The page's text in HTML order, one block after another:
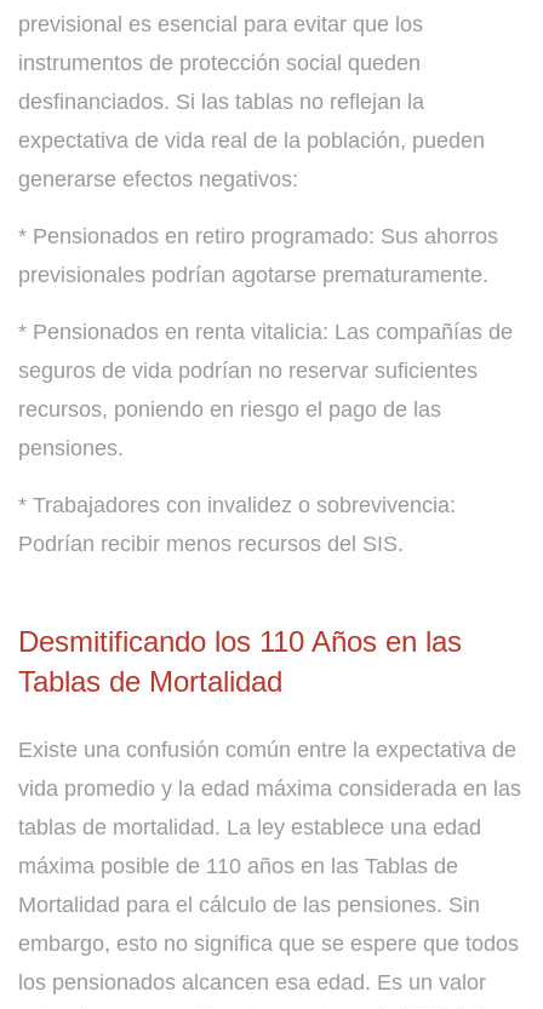
previsional es esencial para evitar que los
instrumentos de protección social queden
desfinanciados. Si las tablas no reflejan la
expectativa de vida real de la población, pueden
generarse efectos negativos:
* Pensionados en retiro programado: Sus ahorros
previsionales podrían agotarse prematuramente.
* Pensionados en renta vitalicia: Las compañías de
seguros de vida podrían no reservar suficientes
recursos, poniendo en riesgo el pago de las
pensiones.
* Trabajadores con invalidez o sobrevivencia:
Podrían recibir menos recursos del SIS.
Desmitificando los 110 Años en las
Tablas de Mortalidad
Existe una confusión común entre la expectativa de
vida promedio y la edad máxima considerada en las
tablas de mortalidad. La ley establece una edad
máxima posible de 110 años en las Tablas de
Mortalidad para el cálculo de las pensiones. Sin
embargo, esto no significa que se espere que todos
los pensionados alcancen esa edad. Es un valor